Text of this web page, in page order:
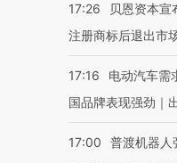
17:26
贝恩资本宣
注册商标后退出市
17:16
电动汽车需
国品牌表现强劲｜
17:00
普渡机器人